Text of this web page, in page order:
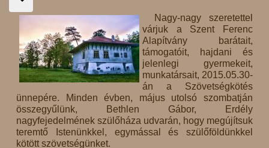
Nagy-nagy szeretettel
várjuk a Szent Ferenc
Alapítvány barátait,
támogatóit, hajdani és
jelenlegi gyermekeit,
munkatársait, 2015.05.30-
án a Szövetségkötés
ünnepére. Minden évben, május utolsó szombatján
összegyűlünk, Bethlen Gábor, Erdély
nagyfejedelmének szülőháza udvarán, hogy megújítsuk
teremtő Istenünkkel, egymással és szülőföldünkkel
kötött szövetségünket.